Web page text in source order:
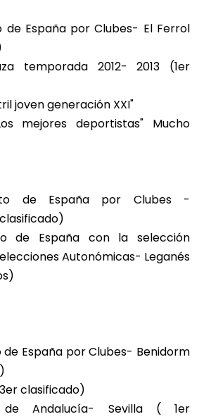
España por Clubes- El Ferrol
temporada 2012- 2013 (1er
joven generación XXI"
mejores deportistas" Mucho
de España por Clubes -
de España con la selección
Autonómicas- Leganés
España por Clubes- Benidorm
clasificado)
de Andalucía- Sevilla ( 1er